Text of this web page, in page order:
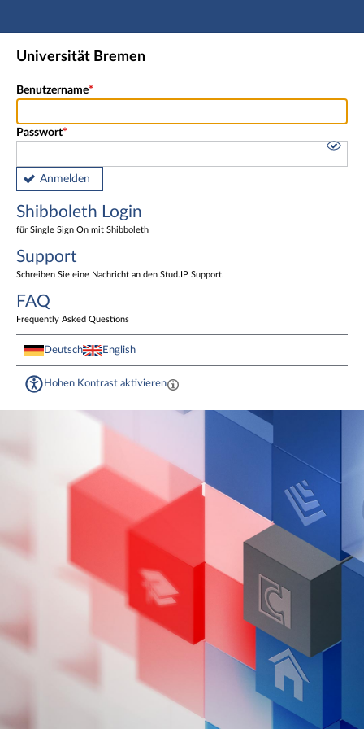
Hauptnavigation
Shibboleth Login
Universität Bremen
Benutzername
Passwort
Anmelden
Shibboleth Login
für Single Sign On mit Shibboleth
Support
Schreiben Sie eine Nachricht an den Stud.IP Support.
FAQ
Frequently Asked Questions
Deutsch English
Hohen Kontrast aktivieren